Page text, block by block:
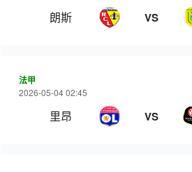
朗斯 VS
法甲
2026-05-04 02:45
里昂 VS